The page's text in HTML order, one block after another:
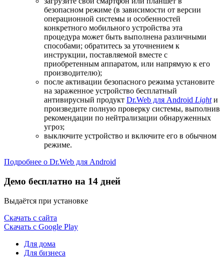
безопасном режиме (в зависимости от версии
операционной системы и особенностей
конкретного мобильного устройства эта
процедура может быть выполнена различными
способами; обратитесь за уточнением к
инструкции, поставляемой вместе с
приобретенным аппаратом, или напрямую к его
производителю);
после активации безопасного режима установите
на зараженное устройство бесплатный
антивирусный продукт Dr.Web для Android Lightи
произведите полную проверку системы, выполнив
рекомендации по нейтрализации обнаруженных
угроз;
выключите устройство и включите его в обычном
режиме.
Подробнее о Dr.Web для Android
Демо бесплатно на 14 дней
Выдаётся при установке
Скачать с сайта
Скачать с Google Play
Для дома
Для бизнеса